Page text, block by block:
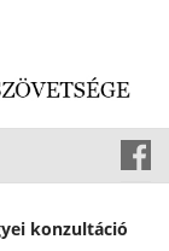
konzultáció